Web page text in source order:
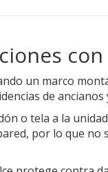
un marco
de ancianos
o tela a la
por lo que